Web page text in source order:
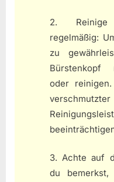
2. Reinige
regelmäßig:
zu
Bürstenkopf
oder
3. Achte auf
du bemerkst,